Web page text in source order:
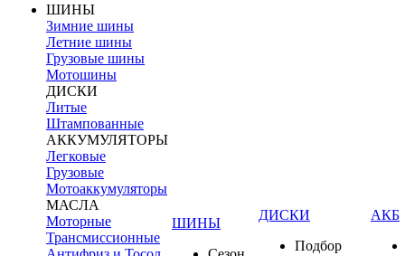
ШИНЫ
Зимние шины
Летние шины
Грузовые шины
Мотошины
ДИСКИ
Литые
Штампованные
АККУМУЛЯТОРЫ
Легковые
Грузовые
Мотоаккумуляторы
МАСЛА
Моторные
Трансмиссионные
ШИНЫ
ДИСКИ
Подбор
АКБ